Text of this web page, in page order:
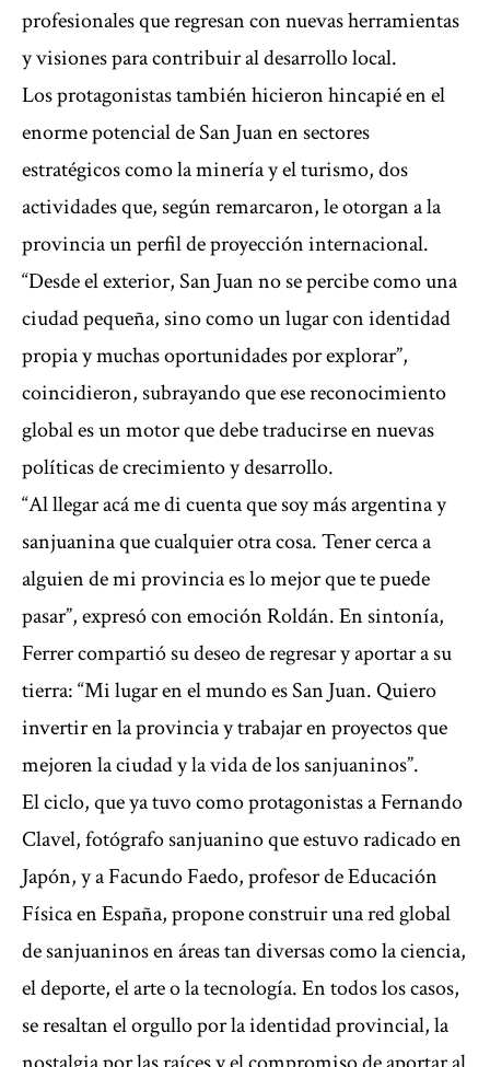
profesionales que regresan con nuevas herramientas
y visiones para contribuir al desarrollo local.
Los protagonistas también hicieron hincapié en el
enorme potencial de San Juan en sectores
estratégicos como la minería y el turismo, dos
actividades que, según remarcaron, le otorgan a la
provincia un perfil de proyección internacional.
“Desde el exterior, San Juan no se percibe como una
ciudad pequeña, sino como un lugar con identidad
propia y muchas oportunidades por explorar”,
coincidieron, subrayando que ese reconocimiento
global es un motor que debe traducirse en nuevas
políticas de crecimiento y desarrollo.
“Al llegar acá me di cuenta que soy más argentina y
sanjuanina que cualquier otra cosa. Tener cerca a
alguien de mi provincia es lo mejor que te puede
pasar”, expresó con emoción Roldán. En sintonía,
Ferrer compartió su deseo de regresar y aportar a su
tierra: “Mi lugar en el mundo es San Juan. Quiero
invertir en la provincia y trabajar en proyectos que
mejoren la ciudad y la vida de los sanjuaninos”.
El ciclo, que ya tuvo como protagonistas a Fernando
Clavel, fotógrafo sanjuanino que estuvo radicado en
Japón, y a Facundo Faedo, profesor de Educación
Física en España, propone construir una red global
de sanjuaninos en áreas tan diversas como la ciencia,
el deporte, el arte o la tecnología. En todos los casos,
se resaltan el orgullo por la identidad provincial, la